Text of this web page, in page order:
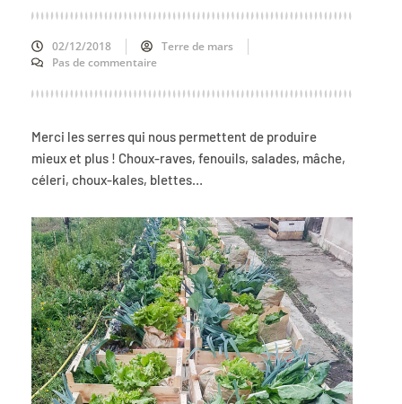
02/12/2018
Terre de mars
Pas de commentaire
Merci les serres qui nous permettent de produire
mieux et plus ! Choux-raves, fenouils, salades, mâche,
céleri, choux-kales, blettes…